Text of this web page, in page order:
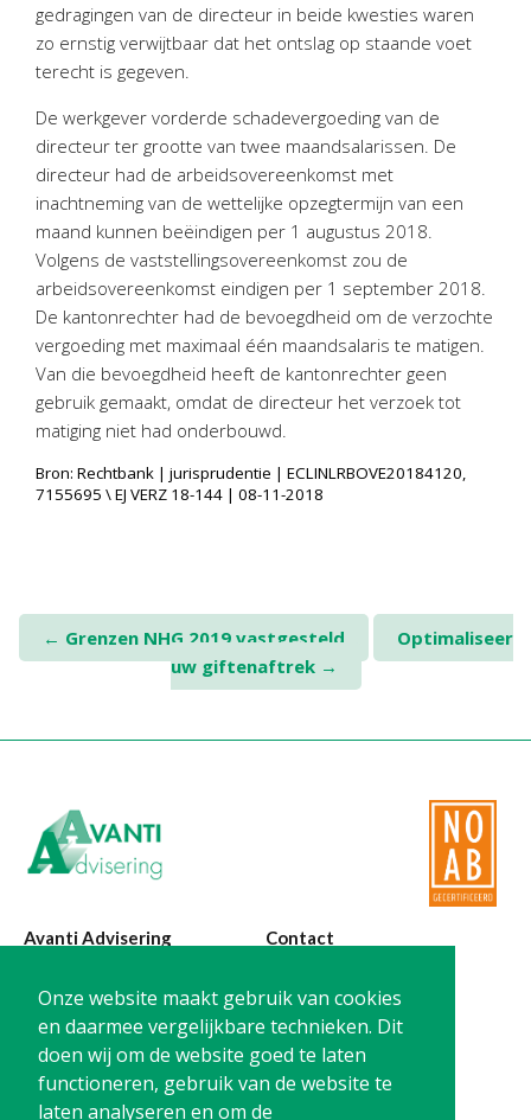
Onze website maakt gebruik van cookies
en daarmee vergelijkbare technieken. Dit
doen wij om de website goed te laten
functioneren, gebruik van de website te
laten analyseren en om de
gedragingen van de directeur in beide kwesties waren
zo ernstig verwijtbaar dat het ontslag op staande voet
terecht is gegeven.
De werkgever vorderde schadevergoeding van de
directeur ter grootte van twee maandsalarissen. De
directeur had de arbeidsovereenkomst met
inachtneming van de wettelijke opzegtermijn van een
maand kunnen beëindigen per 1 augustus 2018.
Volgens de vaststellingsovereenkomst zou de
arbeidsovereenkomst eindigen per 1 september 2018.
De kantonrechter had de bevoegdheid om de verzochte
vergoeding met maximaal één maandsalaris te matigen.
Van die bevoegdheid heeft de kantonrechter geen
gebruik gemaakt, omdat de directeur het verzoek tot
matiging niet had onderbouwd.
Bron: Rechtbank | jurisprudentie | ECLINLRBOVE20184120,
7155695 \ EJ VERZ 18-144 | 08-11-2018
Post
← Grenzen NHG 2019 vastgesteld
Optimaliseer
uw giftenaftrek →
Avanti Advisering
Poelstraat 4
1441 RR Purmerend
Contact
T: 0299-420870
@:
info@avanti-
advisering.nl
BTW: NL861212733B01